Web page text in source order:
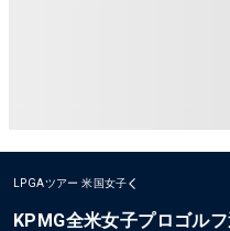
LPGAツアー 米国女子
KPMG全米女子プロゴル